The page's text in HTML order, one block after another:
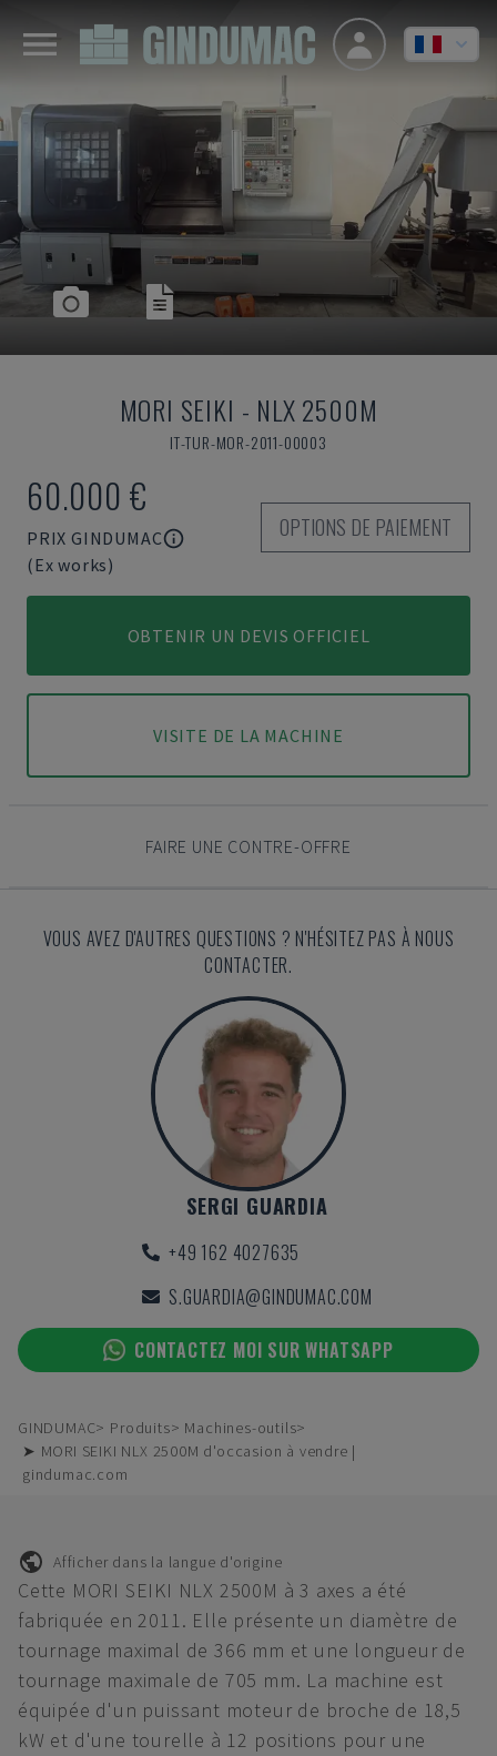
MORI SEIKI - NLX 2500M
IT-TUR-MOR-2011-00003
60.000 €
PRIX GINDUMAC
(Ex works)
OPTIONS DE PAIEMENT
OBTENIR UN DEVIS OFFICIEL
VISITE DE LA MACHINE
FAIRE UNE CONTRE-OFFRE
VOUS AVEZ D'AUTRES QUESTIONS ? N'HÉSITEZ PAS À NOUS
CONTACTER.
SERGI GUARDIA
+49 162 4027635
S.GUARDIA@GINDUMAC.COM
CONTACTEZ MOI SUR WHATSAPP
GINDUMAC Produits
Machines-outils
➤ MORI SEIKI NLX 2500M d'occasion à vendre |
gindumac.com
Afficher dans la langue d'origine
Cette MORI SEIKI NLX 2500M à 3 axes a été
fabriquée en 2011. Elle présente un diamètre de
tournage maximal de 366 mm et une longueur de
tournage maximale de 705 mm. La machine est
équipée d'un puissant moteur de broche de 18,5
kW et d'une tourelle à 12 positions pour une